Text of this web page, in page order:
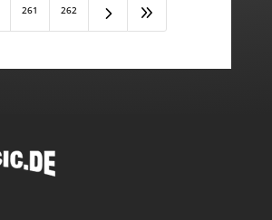
261 262 5 9